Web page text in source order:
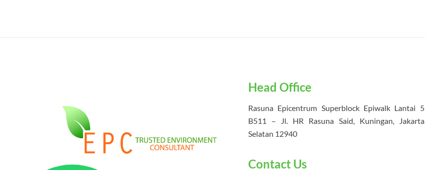
Head Office
Rasuna Epicentrum Superblock Epiwalk Lantai 5
B511 – Jl. HR Rasuna Said, Kuningan, Jakarta
Selatan 12940
Contact Us